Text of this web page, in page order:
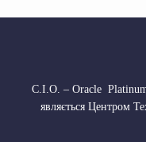
С.І.О. – Oracle
являється Центром